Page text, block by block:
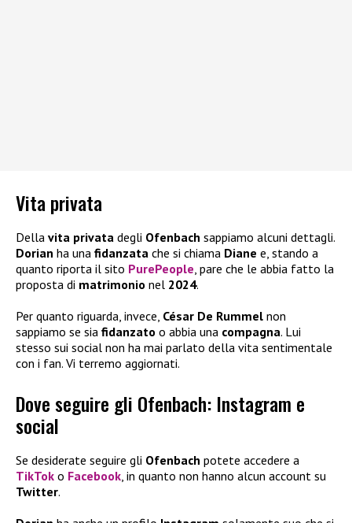
Vita privata
Della vita privata degli Ofenbach sappiamo alcuni dettagli.
Dorian ha una fidanzata che si chiama Diane e, stando a
quanto riporta il sito PurePeople, pare che le abbia fatto la
proposta di matrimonio nel 2024.
Per quanto riguarda, invece, César De Rummel non
sappiamo se sia fidanzato o abbia una compagna. Lui
stesso sui social non ha mai parlato della vita sentimentale
con i fan. Vi terremo aggiornati.
Dove seguire gli Ofenbach: Instagram e
social
Se desiderate seguire gli Ofenbach potete accedere a
TikTok o Facebook , in quanto non hanno alcun account su
Twitter.